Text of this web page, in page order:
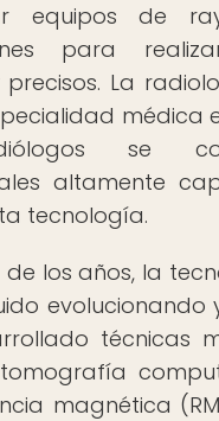
equipos de
para
La
médica
se
altamente
tecnología.
los años, la
evolucionando
técnicas
magnética